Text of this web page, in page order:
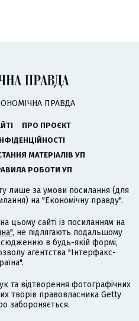
ПРАВДА
ПРО ПРОЄКТ
МАТЕРІАЛІВ УП
РОБОТИ УП
лише за умови посилання (для
на "Економічну правду".
цьому сайті із посиланням на
, не підлягають подальшому
в будь-якій формі,
агентства "Інтерфакс-
та відтворення фотографічних
творів правовласника Getty
забороняється.